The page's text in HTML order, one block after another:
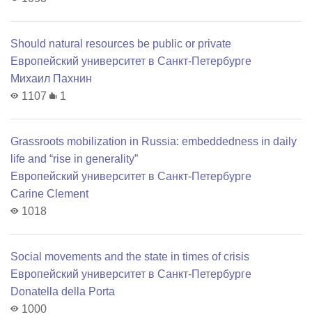
Should natural resources be public or private
Европейский университет в Санкт-Петербурге
Михаил Пахнин
1107
1
Grassroots mobilization in Russia: embeddedness in daily
life and “rise in generality”
Европейский университет в Санкт-Петербурге
Carine Clement
1018
Social movements and the state in times of crisis
Европейский университет в Санкт-Петербурге
Donatella della Porta
1000